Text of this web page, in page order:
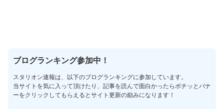
ブログランキング参加中！
スタリオン速報は、以下のブログランキングに参加しています。
当サイトを気に入って頂けたり、記事を読んで面白かったらポチッとバナ
ーをクリックしてもらえるとサイト更新の励みになります！